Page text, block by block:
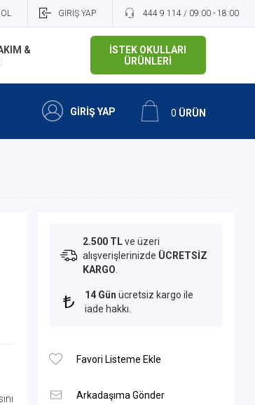
GİRİŞ YAP 444 9 114 / 09:00 - 18:00
&
İSTEK OKULLARI
ÜRÜNLERİ
GİRİŞ YAP 0 ÜRÜN
2.500 TLve üzeri
alışverişlerinizde ÜCRETSİZ
KARGO
14 Gün ücretsiz kargo ile
iade hakkı.